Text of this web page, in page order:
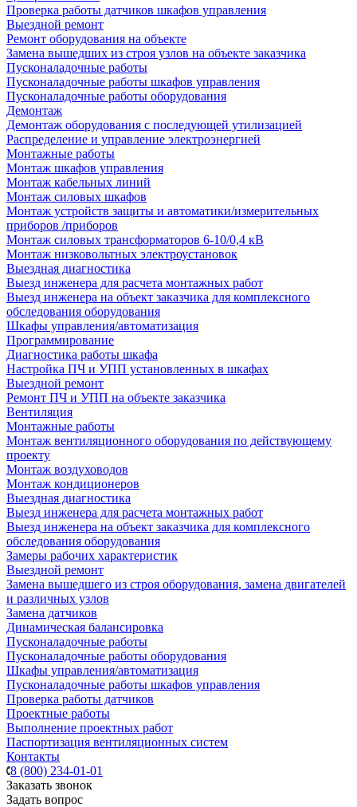
Проверка работы датчиков шкафов управления
Выездной ремонт
Ремонт оборудования на объекте
Замена вышедших из строя узлов на объекте заказчика
Пусконаладочные работы
Пусконаладочные работы шкафов управления
Пусконаладочные работы оборудования
Демонтаж
Демонтаж оборудования с последующей утилизацией
Распределение и управление электроэнергией
Монтажные работы
Монтаж шкафов управления
Монтаж кабельных линий
Монтаж силовых шкафов
Монтаж устройств защиты и автоматики/измерительных
приборов /приборов
Монтаж силовых трансформаторов 6-10/0,4 кВ
Монтаж низковольтных электроустановок
Выездная диагностика
Выезд инженера для расчета монтажных работ
Выезд инженера на объект заказчика для комплексного
обследования оборудования
Шкафы управления/автоматизация
Программирование
Диагностика работы шкафа
Настройка ПЧ и УПП установленных в шкафах
Выездной ремонт
Ремонт ПЧ и УПП на объекте заказчика
Вентиляция
Монтажные работы
Монтаж вентиляционного оборудования по действующему
проекту
Монтаж воздуховодов
Монтаж кондиционеров
Выездная диагностика
Выезд инженера для расчета монтажных работ
Выезд инженера на объект заказчика для комплексного
обследования оборудования
Замеры рабочих характеристик
Выездной ремонт
Замена вышедшего из строя оборудования, замена двигателей
и различных узлов
Замена датчиков
Динамическая балансировка
Пусконаладочные работы
Пусконаладочные работы оборудования
Шкафы управления/автоматизация
Пусконаладочные работы шкафов управления
Проверка работы датчиков
Проектные работы
Выполнение проектных работ
Паспортизация вентиляционных систем
Контакты
8 (800) 234-01-01
Заказать звонок
Задать вопрос